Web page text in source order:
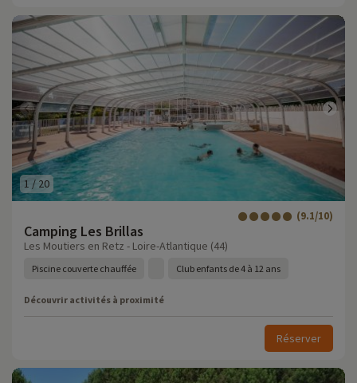
1 / 20
Camping Les Brillas
(9.1/10)
Les Moutiers en Retz - Loire-Atlantique (44)
Piscine couverte chauffée Club enfants de 4 à 12 ans
Découvrir activités à proximité
Réserver